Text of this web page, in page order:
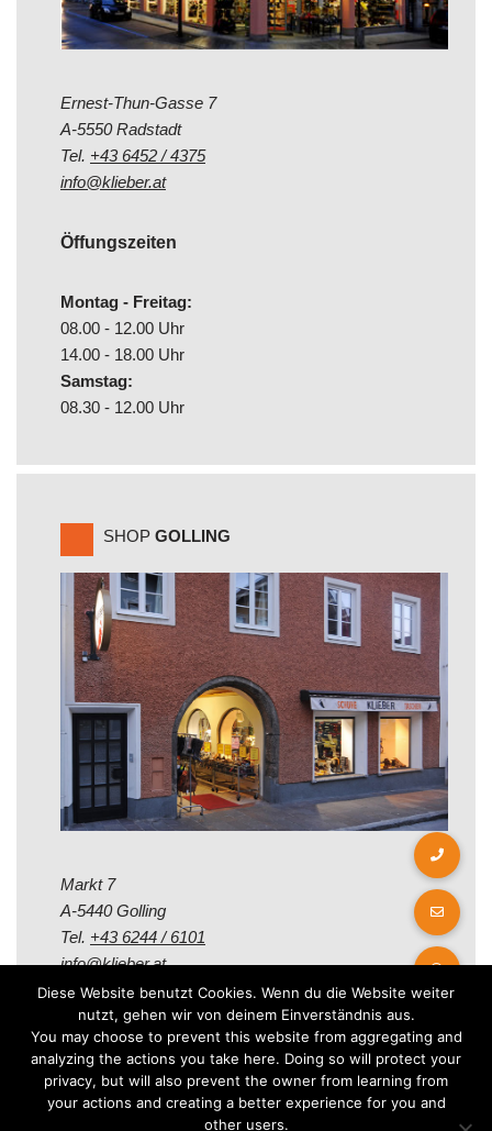
Ernest-Thun-Gasse 7
A-5550 Radstadt
Tel. +43 6452 / 4375
info@klieber.at
Öffungszeiten
Montag - Freitag:
08.00 - 12.00 Uhr
14.00 - 18.00 Uhr
Samstag:
08.30 - 12.00 Uhr
SHOP GOLLING
Markt 7
A-5440 Golling
Tel. +43 6244 / 6101
info@klieber.at
Öffungszeiten
Montag - Freitag:
08.00 - 12.00 Uhr
Diese Website benutzt Cookies. Wenn du die Website weiter
nutzt, gehen wir von deinem Einverständnis aus.
You may choose to prevent this website from aggregating and
analyzing the actions you take here. Doing so will protect your
privacy, but will also prevent the owner from learning from
your actions and creating a better experience for you and
other users.